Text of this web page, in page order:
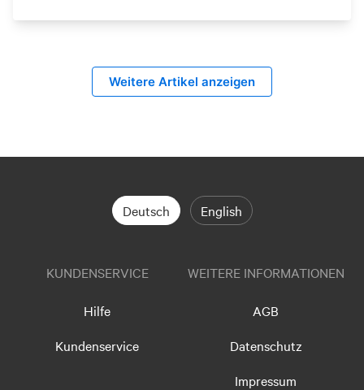
Weitere Artikel anzeigen
Deutsch English
KUNDENSERVICE
Hilfe
Kundenservice
WEITERE INFORMATIONEN
AGB
Datenschutz
Impressum